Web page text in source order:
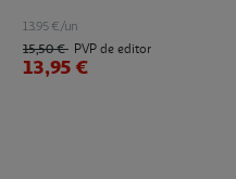
13.95 €/un
15,50 € PVP de editor
13,95 €